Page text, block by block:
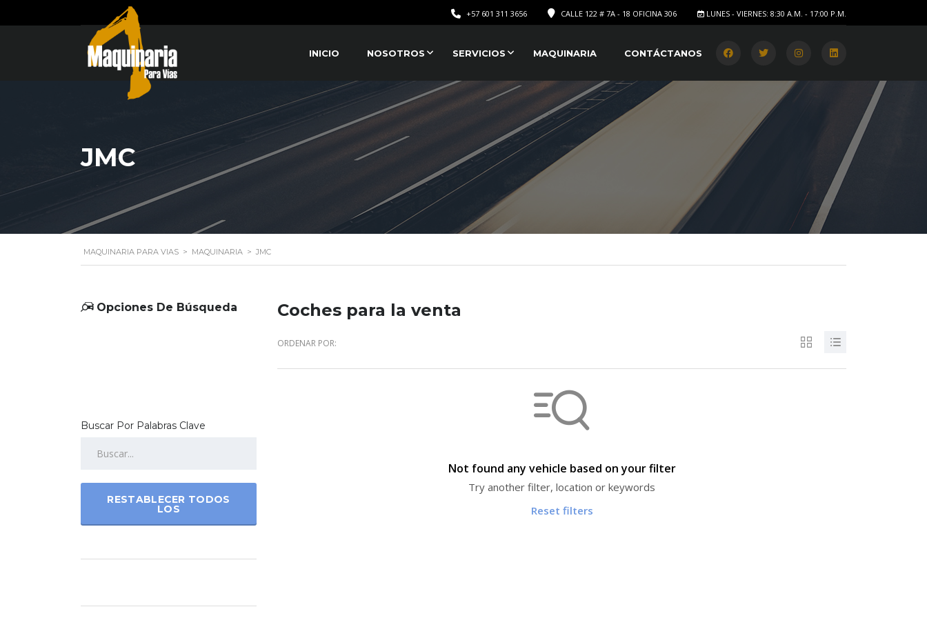
LUNES - VIERNES: 8:30 A.M. - 17:00 P.M.
CALLE 122 # 7A - 18 OFICINA 306
+57 601 311 3656
INICIO NOSOTROS SERVICIOS MAQUINARIA CONTÁCTANOS
JMC
MAQUINARIA PARA VIAS > MAQUINARIA > JMC
Opciones De Búsqueda
Buscar Por Palabras Clave
RESTABLECER TODOS
LOS
Coches para la venta
ORDENAR POR:
Not found any vehicle based on your filter
Try another filter, location or keywords
Reset filters